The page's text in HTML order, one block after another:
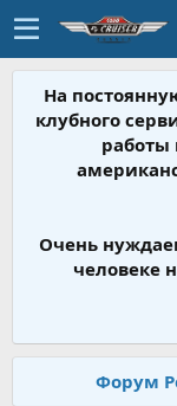
На
клубного
работы
Очень
человеке
Форум